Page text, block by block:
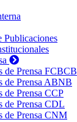
Publicaciones
de Prensa FCBCB
de Prensa ABNB
de Prensa CCP
de Prensa CDL
de Prensa CNM